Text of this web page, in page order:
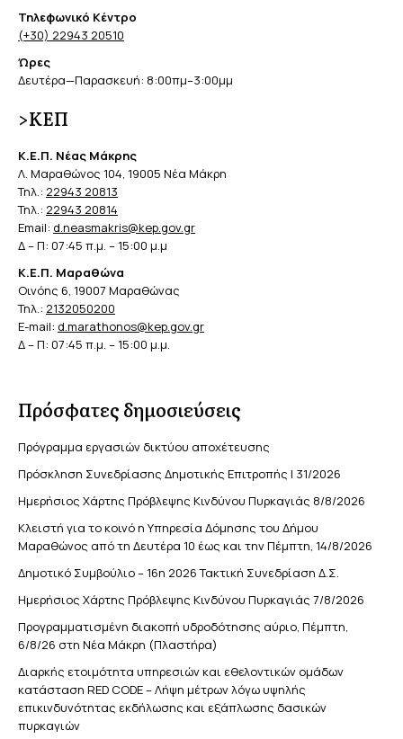
Τηλεφωνικό Κέντρο
(+30) 22943 20510
Ώρες
Δευτέρα—Παρασκευή: 8:00πμ–3:00μμ
>ΚΕΠ
Κ.Ε.Π. Νέας Μάκρης
Λ. Μαραθώνος 104, 19005 Νέα Μάκρη
Τηλ.: 22943 20813
Τηλ.: 22943 20814
Email: d.neasmakris@kep.gov.gr
Δ – Π: 07:45 π.μ. – 15:00 μ.μ
Κ.Ε.Π. Μαραθώνα
Οινόης 6, 19007 Μαραθώνας
Τηλ.: 2132050200
E-mail: d.marathonos@kep.gov.gr
Δ – Π: 07:45 π.μ. – 15:00 μ.μ.
Πρόσφατες δημοσιεύσεις
Πρόγραμμα εργασιών δικτύου αποχέτευσης
Πρόσκληση Συνεδρίασης Δημοτικής Επιτροπής | 31/2026
Ημερήσιος Χάρτης Πρόβλεψης Κινδύνου Πυρκαγιάς 8/8/2026
Κλειστή για το κοινό η Υπηρεσία Δόμησης του Δήμου
Μαραθώνος από τη Δευτέρα 10 έως και την Πέμπτη, 14/8/2026
Δημοτικό Συμβούλιο – 16η 2026 Τακτική Συνεδρίαση Δ.Σ.
Ημερήσιος Χάρτης Πρόβλεψης Κινδύνου Πυρκαγιάς 7/8/2026
Προγραμματισμένη διακοπή υδροδότησης αύριο, Πέμπτη,
6/8/26 στη Νέα Μάκρη (Πλαστήρα)
Διαρκής ετοιμότητα υπηρεσιών και εθελοντικών ομάδων
κατάσταση RED CODE – Λήψη μέτρων λόγω υψηλής
επικινδυνότητας εκδήλωσης και εξάπλωσης δασικών
πυρκαγιών